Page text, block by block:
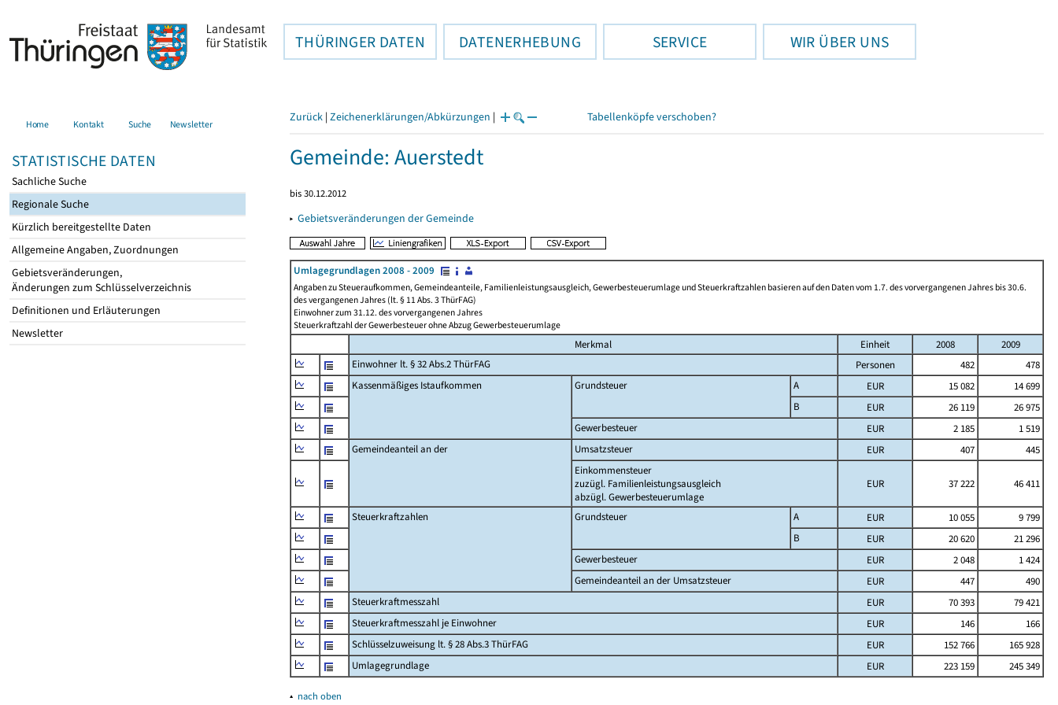
THÜRINGER DATEN DATENERHEBUNG SERVICE WIR ÜBER UNS
Home Kontakt Suche Newsletter
STATISTISCHE DATEN
Sachliche Suche
Regionale Suche
Kürzlich bereitgestellte Daten
Allgemeine Angaben, Zuordnungen
Gebietsveränderungen,
Änderungen zum Schlüsselverzeichnis
Definitionen und Erläuterungen
Newsletter
Zurück | Zeichenerklärungen/Abkürzungen | Tabellenköpfe verschoben?
Gemeinde: Auerstedt
bis 30.12.2012
▸ Gebietsveränderungen der Gemeinde
Umlagegrundlagen 2008 - 2009
Angaben zu Steueraufkommen, Gemeindeanteile, Familienleistungsausgleich, Gewerbesteuerumlage und Steuerkraftzahlen basieren auf den Daten vom 1.7. des vorvergangenen Jahres bis 30.6.
des vergangenen Jahres (lt. § 11 Abs. 3 ThürFAG)
Einwohner zum 31.12. des vorvergangenen Jahres
Steuerkraftzahl der Gewerbesteuer ohne Abzug Gewerbesteuerumlage
Merkmal Einheit 2008
2009
Einwohner lt. § 32 Abs.2 ThürFAG
Personen 482
478
Kassenmäßiges Istaufkommen
Grundsteuer A EUR 15 082
14 699
B
EUR 26 119
26 975
Gewerbesteuer
EUR 2 185
1 519
Gemeindeanteil an der
Umsatzsteuer EUR 407
445
Einkommensteuer
zuzügl. Familienleistungsausgleich
abzügl. Gewerbesteuerumlage
EUR 37 222 46 411
Steuerkraftzahlen Grundsteuer A EUR 10 055
9 799
B
EUR 20 620
21 296
Gewerbesteuer
EUR 2 048
1 424
Gemeindeanteil an der Umsatzsteuer
EUR 447
490
Steuerkraftmesszahl
EUR 70 393
79 421
Steuerkraftmesszahl je Einwohner
EUR 146
166
Schlüsselzuweisung lt. § 28 Abs.3 ThürFAG
EUR 152 766
165 928
Umlagegrundlage
EUR 223 159 245 349
▴ nach oben